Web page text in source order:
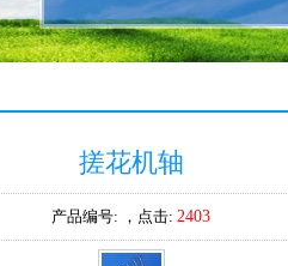
搓花机轴
产品编号: ，点击: 2403